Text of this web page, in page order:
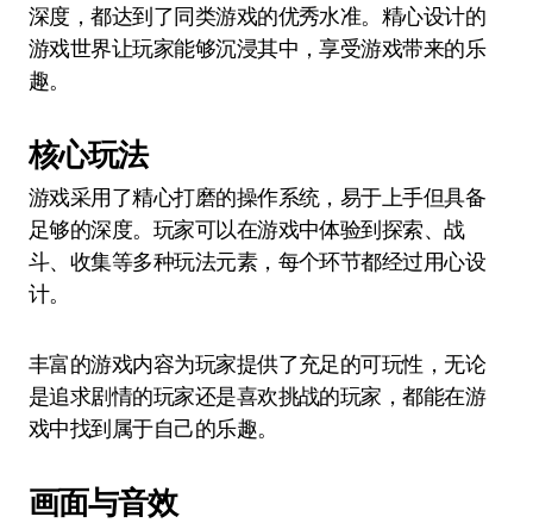
深度，都达到了同类游戏的优秀水准。精心设计的
游戏世界让玩家能够沉浸其中，享受游戏带来的乐
趣。
核心玩法
游戏采用了精心打磨的操作系统，易于上手但具备
足够的深度。玩家可以在游戏中体验到探索、战
斗、收集等多种玩法元素，每个环节都经过用心设
计。
丰富的游戏内容为玩家提供了充足的可玩性，无论
是追求剧情的玩家还是喜欢挑战的玩家，都能在游
戏中找到属于自己的乐趣。
画面与音效